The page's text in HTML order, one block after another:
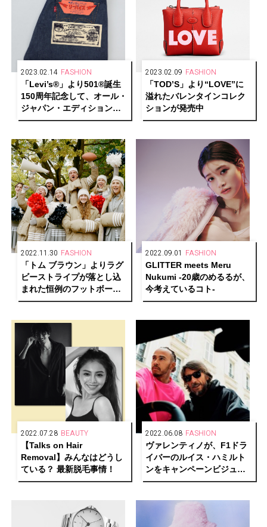
2023.02.14 FASHION
「Levi’s®」より501®誕生
150周年記念して、オール・
ジャパン・エディションの
限定アイテムを発売中
2023.02.09 FASHION
「TOD’S」より“LOVE”に
溢れたバレンタインコレク
ションが発売中
2022.11.30 FASHION
「トム ブラウン」よりラグ
ビーストライプが落とし込
まれた恒例のフットボール
コレクションを発表
2022.09.01 FASHION
GLITTER meets Meru
Nukumi -20歳のめるるが、
今考えているコト-
2022.07.28 BEAUTY
【Talks on Hair
Removal】みんなはどうし
ている？ 最新脱毛事情！
2022.06.08 FASHION
ヴァレンティノが、F1ドラ
イバーのルイス・ハミルト
ンをキャンペーンビジュア
ルに起用